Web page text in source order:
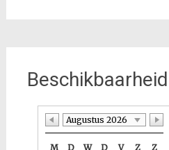
Augustus 2026
M D W D V Z
Z